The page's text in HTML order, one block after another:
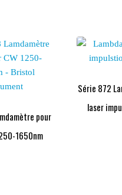
pour
1650nm
Série 872
laser